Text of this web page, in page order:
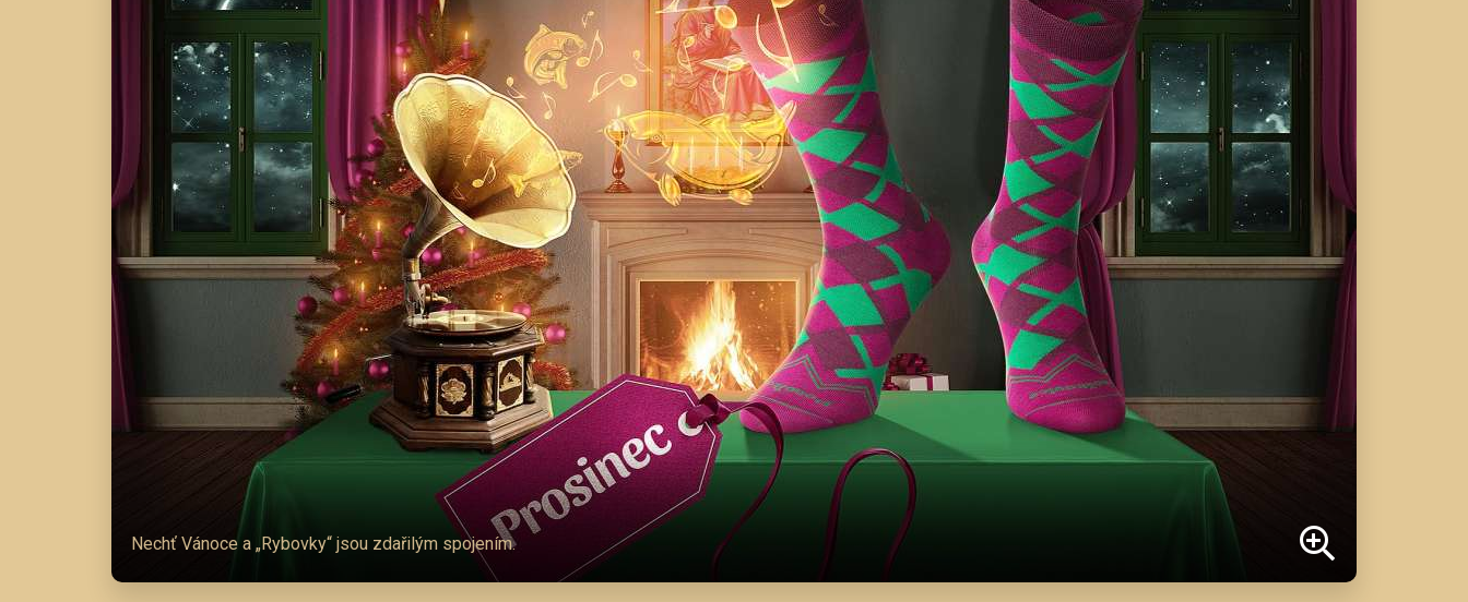
Nechť Vánoce a „Rybovky“ jsou zdařilým spojením.